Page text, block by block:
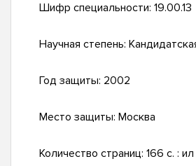
Шифр специальности: 19.00.13
Научная степень:
Год защиты: 2002
Место защиты: Москва
Количество страниц: 166 с. : ил